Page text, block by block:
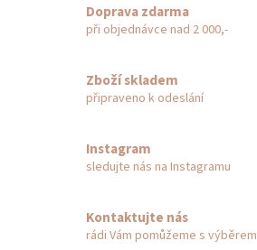
Doprava zdarma
při objednávce nad 2 000,-
Zboží skladem
připraveno k odeslání
Instagram
sledujte nás na Instagramu
Kontaktujte nás
rádi Vám pomůžeme s výběrem